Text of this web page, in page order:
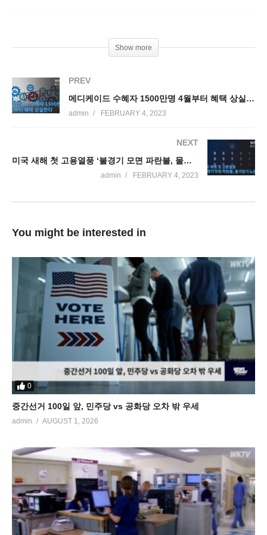
Show more
PREV
메디케이드 수혜자 1500만명 4월부터 혜택 상실한다
admin FEBRUARY 4, 2023
NEXT
미국 새해 첫 고용열풍 ‘불경기 모면 파란불, 물가잡기 노란불’
admin FEBRUARY 4, 2023
You might be interested in
0
중간선거 100일 앞, 민주당 vs 공화당 오차 밖 우세
admin AUGUST 1, 2026